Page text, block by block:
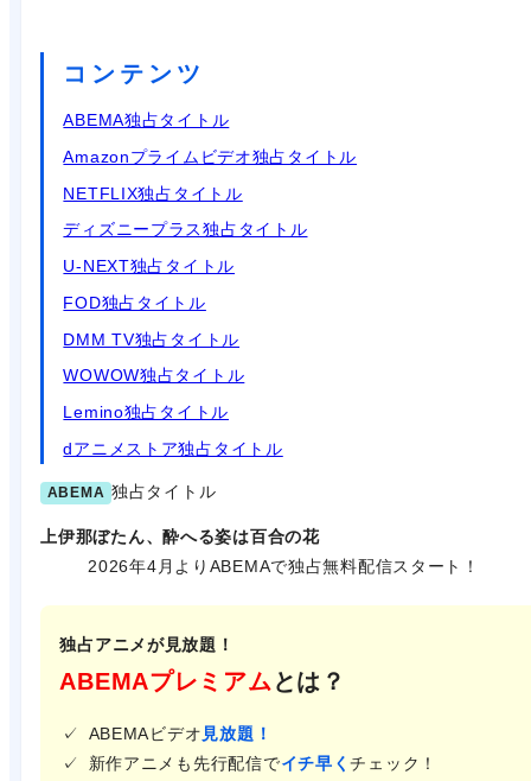
コンテンツ
ABEMA独占タイトル
Amazonプライムビデオ独占タイトル
NETFLIX独占タイトル
ディズニープラス独占タイトル
U-NEXT独占タイトル
FOD独占タイトル
DMM TV独占タイトル
WOWOW独占タイトル
Lemino独占タイトル
dアニメストア独占タイトル
ABEMA 独占タイトル
上伊那ぼたん、酔へる姿は百合の花
2026年4月よりABEMAで独占無料配信スタート！
独占アニメが見放題！
ABEMAプレミアム とは？
ABEMAビデオ 見放題！
新作アニメも先行配信でイチ早くチェック！